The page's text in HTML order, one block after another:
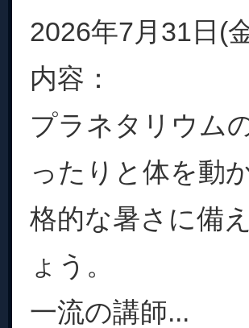
2026年7月31日(
内容：
プラネタリウム
ったりと体を動
格的な暑さに備
ょう。
一流の講師...